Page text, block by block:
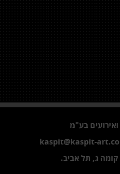
בע"מ
kaspit@kaspit-